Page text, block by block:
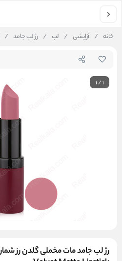
خانه / آرایشی / لب / رژ لب جامد /
1/1